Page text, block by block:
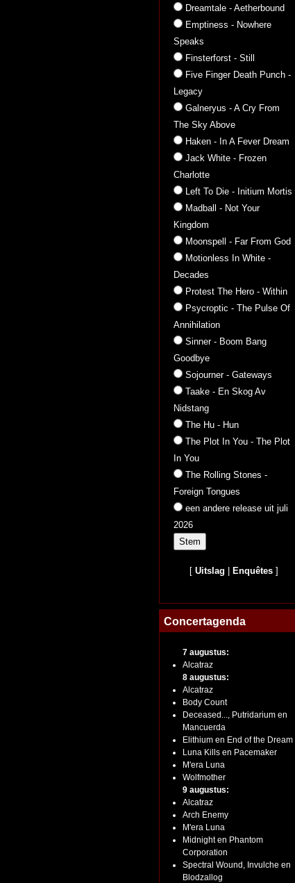
Dreamtale - Aetherbound
Emptiness - Nowhere
Speaks
Finsterforst - Still
Five Finger Death Punch -
Legacy
Galneryus - A Cry From
The Sky Above
Haken - In A Fever Dream
Jack White - Frozen
Charlotte
Left To Die - Initium Mortis
Madball - Not Your
Kingdom
Moonspell - Far From God
Motionless In White -
Decades
Protest The Hero - Within
Psycroptic - The Pulse Of
Annihilation
Sinner - Boom Bang
Goodbye
Sojourner - Gateways
Taake - En Skog Av
Nidstang
The Hu - Hun
The Plot In You - The Plot
In You
The Rolling Stones -
Foreign Tongues
een andere release uit juli
2026
[Uitslag Enquêtes ]
Concertagenda
7 augustus:
Alcatraz
8 augustus:
Alcatraz
Body Count
Deceased..., Putridarium en
Mancuerda
Elithium en End of the Dream
Luna Kills en Pacemaker
M'era Luna
Wolfmother
9 augustus:
Alcatraz
Arch Enemy
M'era Luna
Midnight en Phantom
Corporation
Spectral Wound, Invulche en
Blodzallog